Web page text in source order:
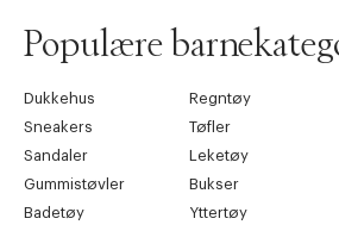
Populære
Dukkehus Regntøy
Sneakers
Tøfler
Sandaler
Leketøy
Gummistøvler
Bukser
Badetøy
Yttertøy